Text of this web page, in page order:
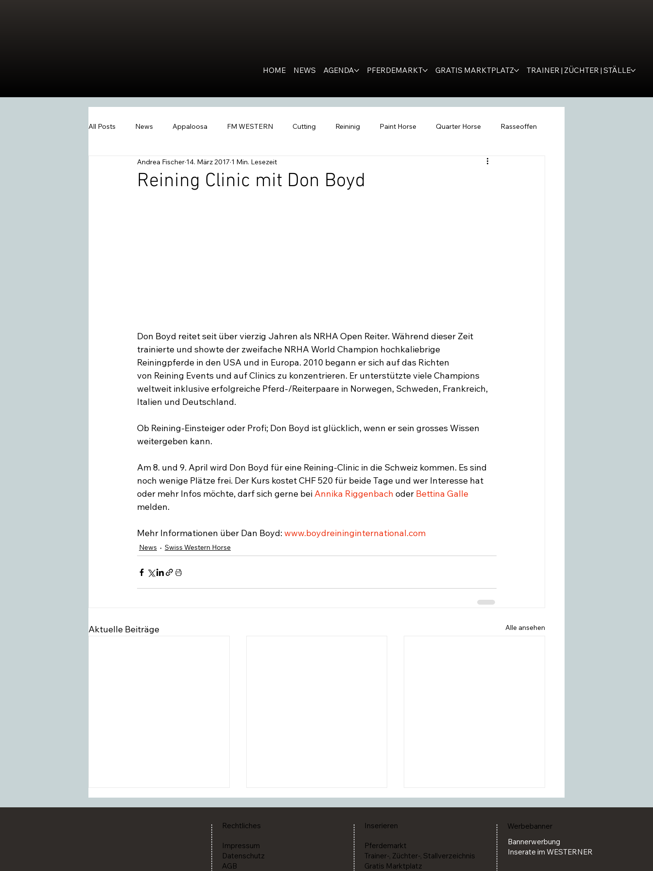
HOME NEWS AGENDA PFERDEMARKT GRATIS MARKTPLATZ TRAINER | ZÜCHTER | STÄLLE
All Posts News Appaloosa FM WESTERN Cutting Reininig Paint Horse Quarter Horse Rasseoffen
Wissen Swiss Western Horse WESTERNER
Reining Clinic mit Don Boyd
Andrea Fischer 14. März 2017 1 Min. Lesezeit
Don Boyd reitet seit über vierzig Jahren als NRHA Open Reiter. Während dieser Zeit
trainierte und showte der zweifache NRHA World Champion hochkaliebrige
Reiningpferde in den USA und in Europa. 2010 begann er sich auf das Richten
von Reining Events und auf Clinics zu konzentrieren. Er unterstützte viele Champions
weltweit inklusive erfolgreiche Pferd-/Reiterpaare in Norwegen, Schweden, Frankreich,
Italien und Deutschland.
Ob Reining-Einsteiger oder Profi; Don Boyd ist glücklich, wenn er sein grosses Wissen
weitergeben kann.
Am 8. und 9. April wird Don Boyd für eine Reining-Clinic in die Schweiz kommen. Es sind
noch wenige Plätze frei. Der Kurs kostet CHF 520 für beide Tage und wer Interesse hat
oder mehr Infos möchte, darf sich gerne bei Annika Riggenbach oder Bettina Galle
melden.
Mehr Informationen über Dan Boyd: www.boydreininginternational.com
News Swiss Western Horse
Aktuelle Beiträge Alle ansehen
Rechtliches
Impressum
Datenschutz
AGB
Inserieren
Pferdemarkt
Trainer-, Züchter-, Stallverzeichnis
Gratis Marktplatz
Werbebanner
Bannerwerbung
Inserate im WESTERNER